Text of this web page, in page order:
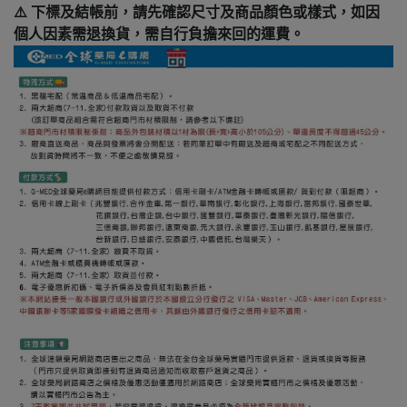
⚠️ 下標及結帳前，請先確認尺寸及商品顏色或樣式，如因
個人因素需退換貨，需自行負擔來回的運費。